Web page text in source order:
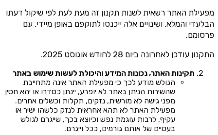
מפעילת האתר רשאית לשנות תקנון זה מעת לעת לפי שיקול דעתו
הבלעדי והמלא, ושינויים אלה ייכנסו לתוקפם באופן מיידי, עם
פרסומם.
התקנון עודכן לאחרונה ביום 28 לחודש אוגוסט 2025.
תקינות האתר, נכונות המידע והיכולת לעשות שימוש באתר
הגולש מודע לכך כי מפעילת האתר אינה מתחייבת
שהשירות הניתן באתר לא יופרע, יינתן כסדרו או יהא חסין
מפני גישה לא מורשית, נזקים, תקלות וכשלים אחרים.
מפעילת האתר לא תהא אחראית לנזק כלשהו ישיר או
עקיף, לרבות עוגמת נפש וכיוצא בכך, שייגרם לגולש
בעטיים של אותם גורמים, ככל וייגרם.